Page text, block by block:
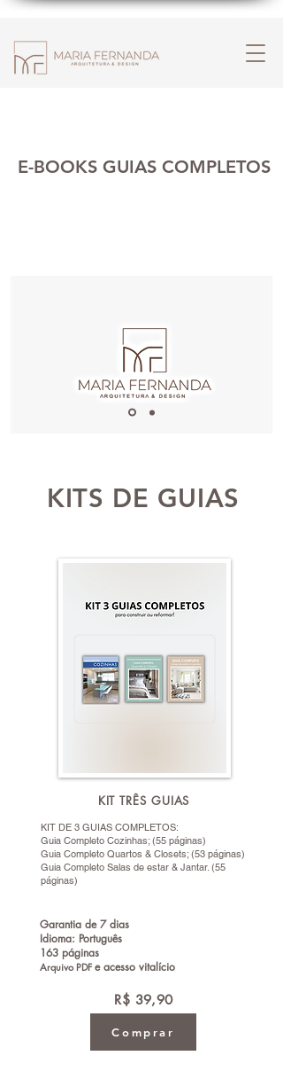
E-BOOKS GUIAS COMPLETOS
KITS DE GUIAS
KIT TRÊS GUIAS
KIT DE 3 GUIAS COMPLETOS:
Guia Completo Cozinhas; (55 páginas)
Guia Completo Quartos & Closets; (53 páginas)
Guia Completo Salas de estar & Jantar. (55
páginas)
Garantia de 7 dias
Idioma: Português
163 páginas
Arquivo PDF e acesso vitalício
R$ 39,90
Comprar